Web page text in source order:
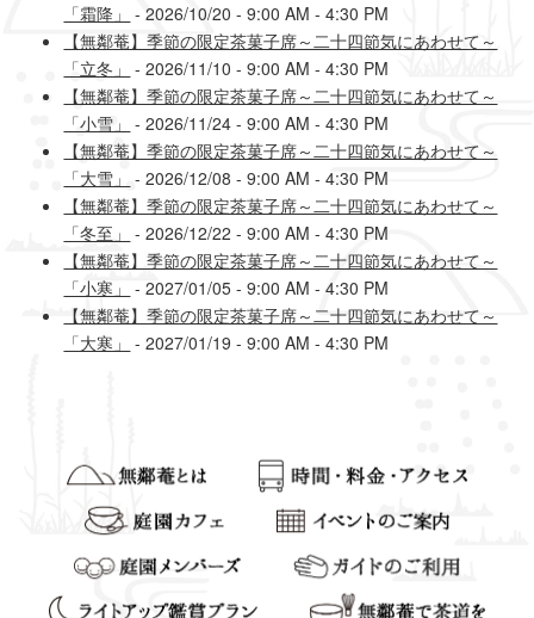
「霜降」 - 2026/10/20 - 9:00 AM - 4:30 PM
【無鄰菴】季節の限定茶菓子席～二十四節気にあわせて～
「立冬」 - 2026/11/10 - 9:00 AM - 4:30 PM
【無鄰菴】季節の限定茶菓子席～二十四節気にあわせて～
「小雪」 - 2026/11/24 - 9:00 AM - 4:30 PM
【無鄰菴】季節の限定茶菓子席～二十四節気にあわせて～
「大雪」 - 2026/12/08 - 9:00 AM - 4:30 PM
【無鄰菴】季節の限定茶菓子席～二十四節気にあわせて～
「冬至」 - 2026/12/22 - 9:00 AM - 4:30 PM
【無鄰菴】季節の限定茶菓子席～二十四節気にあわせて～
「小寒」 - 2027/01/05 - 9:00 AM - 4:30 PM
【無鄰菴】季節の限定茶菓子席～二十四節気にあわせて～
「大寒」 - 2027/01/19 - 9:00 AM - 4:30 PM